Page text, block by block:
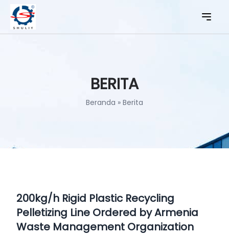
BERITA
Beranda » Berita
200kg/h Rigid Plastic Recycling
Pelletizing Line Ordered by Armenia
Waste Management Organization